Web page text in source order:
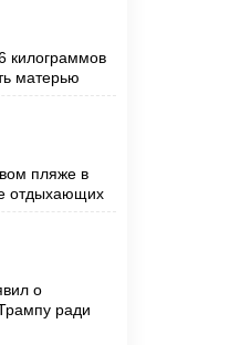
килограммов
матерью
пляже в
отдыхающих
о
ради